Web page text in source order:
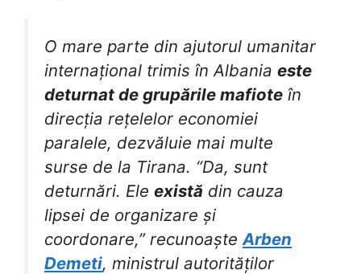
O mare parte din ajutorul umanitar
internațional trimis în Albania este
deturnat de grupările mafiote în
direcția rețelelor economiei
paralele, dezvăluie mai multe
surse de la Tirana. “Da, sunt
deturnări. Ele există din cauza
lipsei de organizare și
coordonare,” recunoaște Arben
Demeti, ministrul autorităților